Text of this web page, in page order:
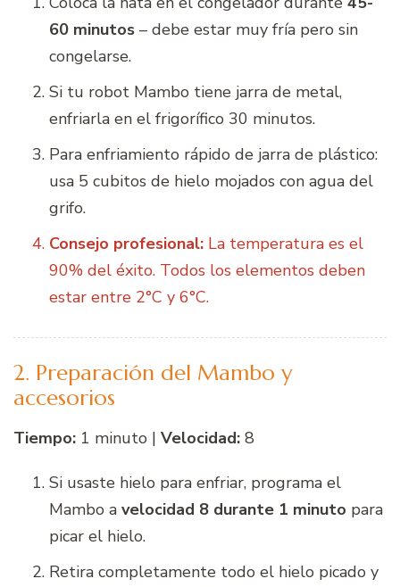
60 minutos – debe estar muy fría pero sin
congelarse.
Si tu robot Mambo tiene jarra de metal,
enfriarla en el frigorífico 30 minutos.
Para enfriamiento rápido de jarra de plástico:
usa 5 cubitos de hielo mojados con agua del
grifo.
Consejo profesional: La temperatura es el
90% del éxito. Todos los elementos deben
estar entre 2°C y 6°C.
2. Preparación del Mambo y
accesorios
Tiempo: 1 minuto | Velocidad: 8
Si usaste hielo para enfriar, programa el
Mambo a velocidad 8 durante 1 minuto para
picar el hielo.
Retira completamente todo el hielo picado y